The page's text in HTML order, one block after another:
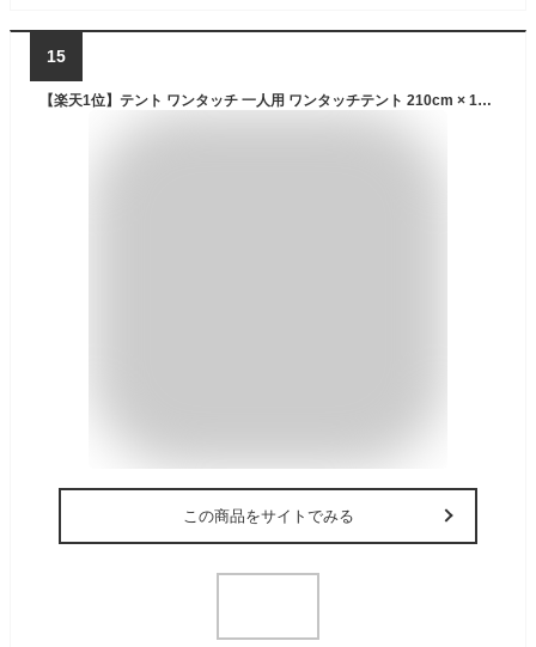
15
【楽天1位】テント ワンタッチ 一人用 ワンタッチテント 210cm × 165cm 耐水 遮熱 UVカット ソロテント 耐水圧 1,500mm 前室 ダブルウォール 自立型 ドームテント キャンプテント ソロキャンプ アウトドア FIELDOOR ワンタッチテント100 1年保証 ★[送料無料]
この商品をサイトでみる